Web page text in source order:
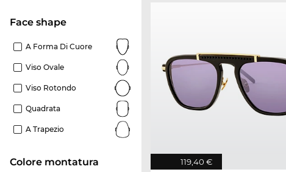
Face shape
A Forma Di Cuore
Viso Ovale
Viso Rotondo
Quadrata
A Trapezio
Colore montatura 119,40 €